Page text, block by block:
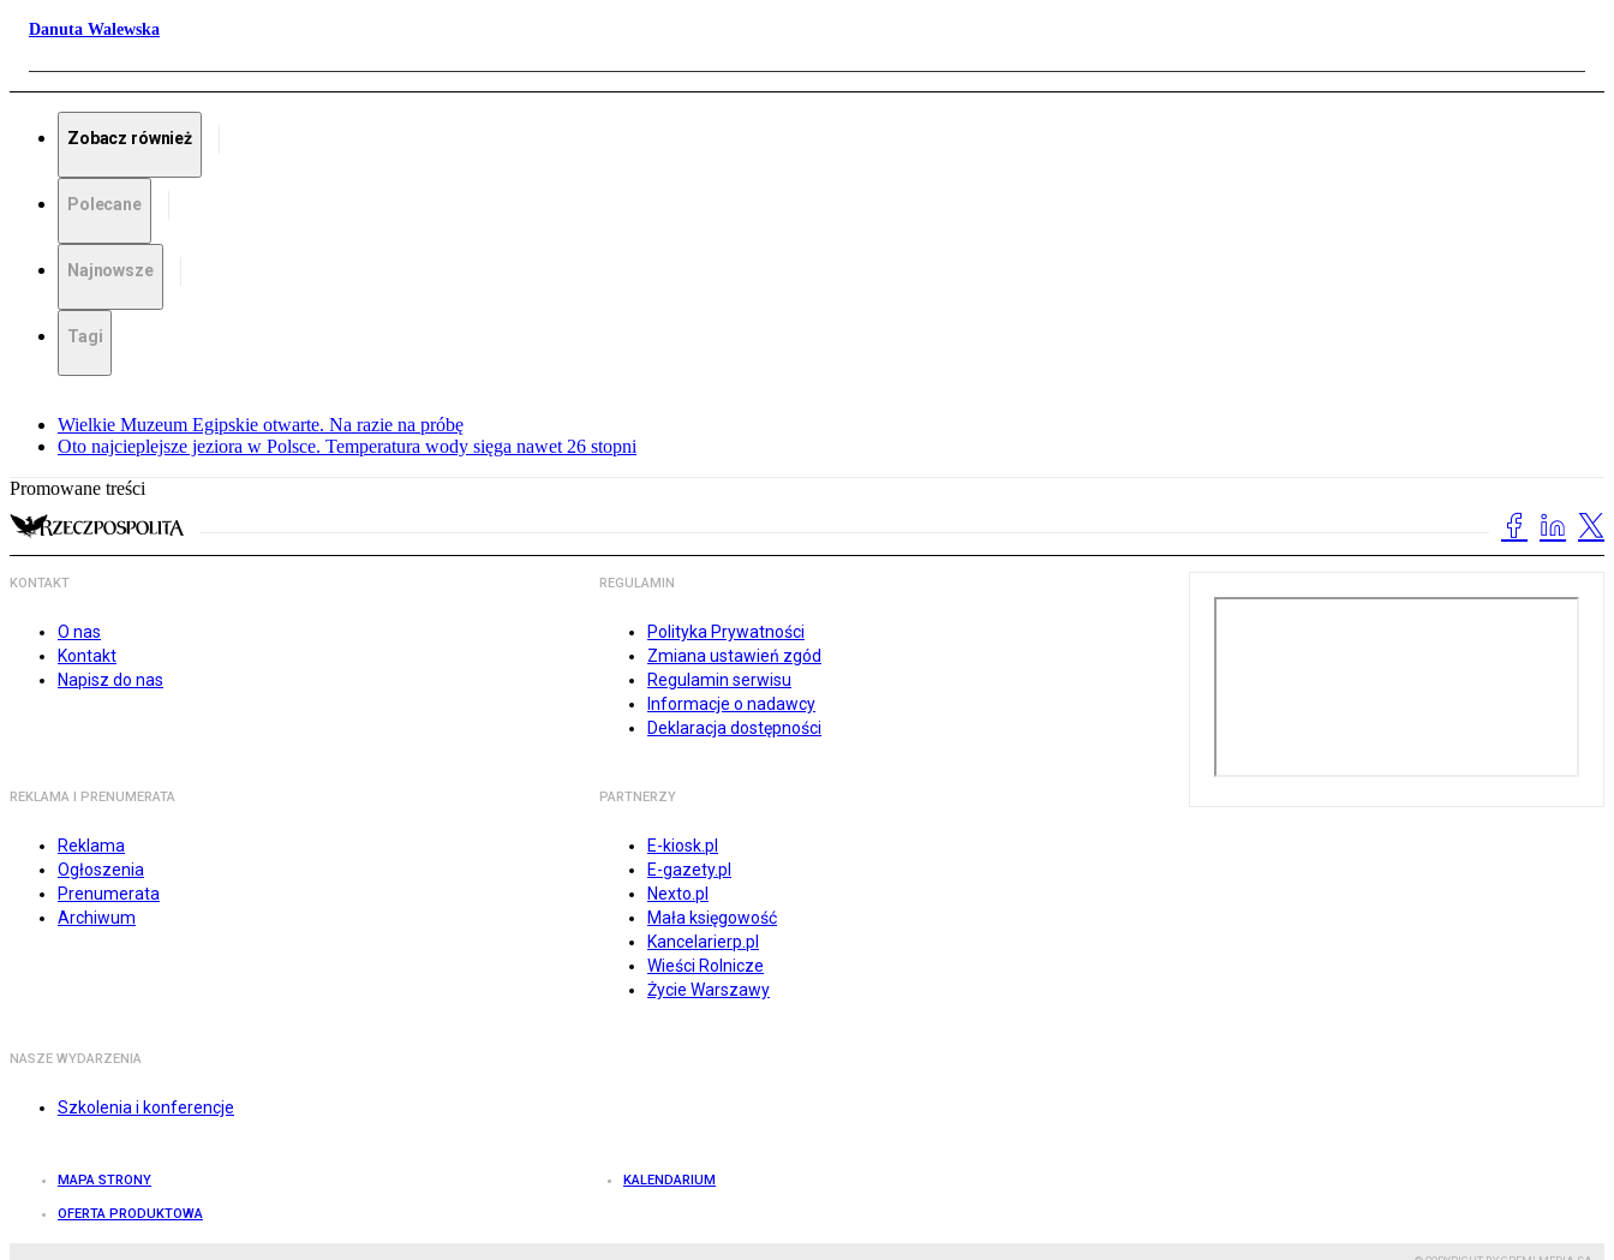
Danuta Walewska
Zobacz również
Polecane
Najnowsze
Tagi
Wielkie Muzeum Egipskie otwarte. Na razie na próbę
Oto najcieplejsze jeziora w Polsce. Temperatura wody sięga nawet 26 stopni
Promowane treści
KONTAKT
O nas
Kontakt
Napisz do nas
REGULAMIN
Polityka Prywatności
Zmiana ustawień zgód
Regulamin serwisu
Informacje o nadawcy
Deklaracja dostępności
REKLAMA I PRENUMERATA
Reklama
Ogłoszenia
Prenumerata
Archiwum
PARTNERZY
E-kiosk.pl
E-gazety.pl
Nexto.pl
Mała księgowość
Kancelarierp.pl
Wieści Rolnicze
Życie Warszawy
NASZE WYDARZENIA
Szkolenia i konferencje
MAPA STRONY KALENDARIUM
OFERTA PRODUKTOWA